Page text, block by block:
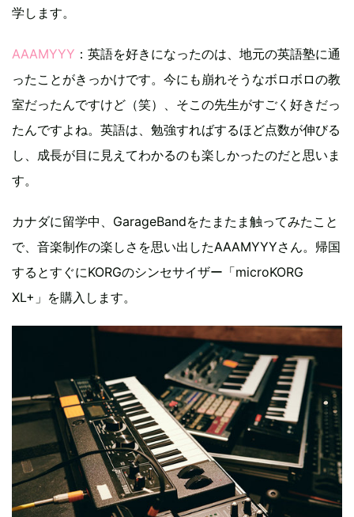
学します。
AAAMYYY ：英語を好きになったのは、地元の英語塾に通
ったことがきっかけです。今にも崩れそうなボロボロの教
室だったんですけど（笑）、そこの先生がすごく好きだっ
たんですよね。英語は、勉強すればするほど点数が伸びる
し、成長が目に見えてわかるのも楽しかったのだと思いま
す。
カナダに留学中、GarageBandをたまたま触ってみたこと
で、音楽制作の楽しさを思い出したAAAMYYYさん。帰国
するとすぐにKORGのシンセサイザー「microKORG
XL+」を購入します。